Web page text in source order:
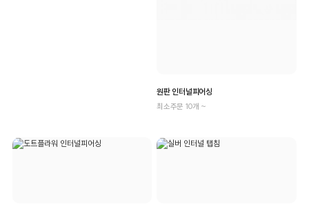
원판 인터널피어싱
최소주문 10개 ~